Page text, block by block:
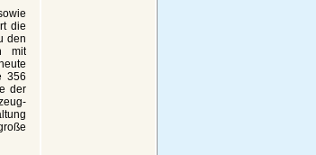
die
den
mit
356
der